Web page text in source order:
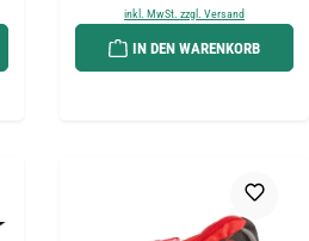
inkl. MwSt. zzgl. Versand
IN DEN WARENKORB